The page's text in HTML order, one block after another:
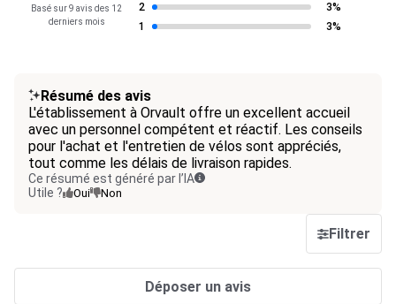
Basé sur 9 avis des 12
derniers mois
2
3%
1
3%
Résumé des avis
L'établissement à Orvault offre un excellent accueil
avec un personnel compétent et réactif. Les conseils
pour l'achat et l'entretien de vélos sont appréciés,
tout comme les délais de livraison rapides.
Ce résumé est généré par l’IA
Utile ?
Oui Non
Filtrer
Déposer un avis